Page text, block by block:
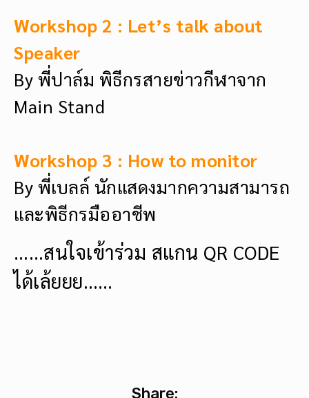
Workshop 2 : Let’s talk about
Speaker
By พี่ปาล์ม พิธีกรสายข่าวกีฬาจาก
Main Stand
Workshop 3 : How to monitor
By พี่เบลล์ นักแสดงมากความสามารถ
และพิธีกรมืออาชีพ
……สนใจเข้าร่วม สแกน QR CODE
ได้เล้ยยย……
Share: